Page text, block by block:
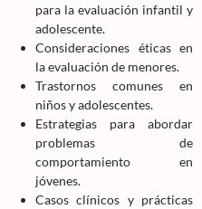
para la evaluación infantil y
adolescente.
Consideraciones éticas en
la evaluación de menores.
Trastornos comunes en
niños y adolescentes.
Estrategias para abordar
problemas de
comportamiento en
jóvenes.
Casos clínicos y prácticas